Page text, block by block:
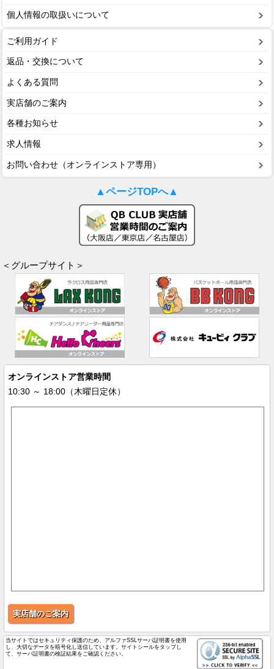
個人情報の取扱いについて
ご利用ガイド
返品・交換について
よくある質問
実店舗のご案内
各種お知らせ
求人情報
お問い合わせ（オンラインストア専用）
▲ページTOPへ▲
＜グループサイト＞
オンラインストア営業時間
10:30 ～ 18:00（木曜日定休）
実店舗のご案内
当サイトではセキュリティ保護のため、アルファSSLサーバ証明書を使用
し、大切なデータを暗号化し送信しています。サイトシールをタップし
て、サーバ証明書の検証結果をご確認ください。